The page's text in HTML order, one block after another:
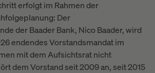
erfolgt im Rahmen der
Der
der Baader Bank, Nico Baader, wird
endendes Vorstandsmandat im
mit dem Aufsichtsrat nicht
dem Vorstand seit 2009 an, seit 2015